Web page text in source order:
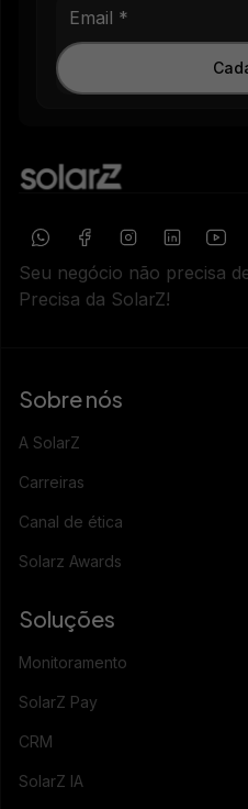
Seu negócio não precisa
Precisa da SolarZ!
Sobre nós
A SolarZ
Carreiras
Canal de ética
Solarz Awards
Soluções
Monitoramento
SolarZ Pay
CRM
SolarZ IA